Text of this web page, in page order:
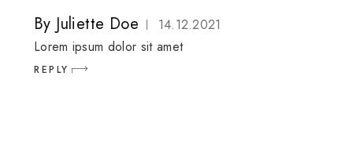
By Juliette Doe
14.12.2021
Lorem ipsum dolor sit amet
REPLY